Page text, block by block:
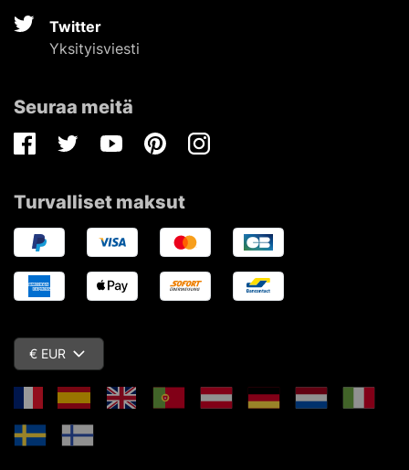
Twitter
Yksityisviesti
Seuraa meitä
FacebookTwitterYoutubePinterestInstagram
Turvalliset maksut
€ EUR